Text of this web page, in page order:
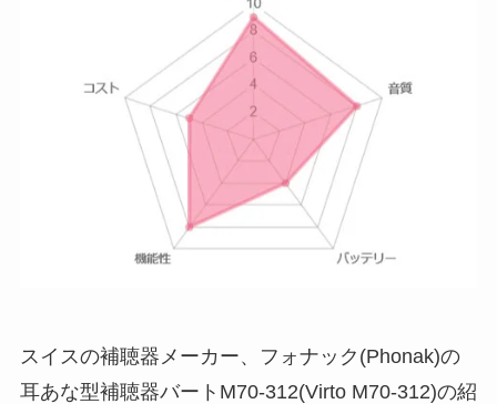
スイスの補聴器メーカー、フォナック(Phonak)の
耳あな型補聴器バートM70-312(Virto M70-312)の紹